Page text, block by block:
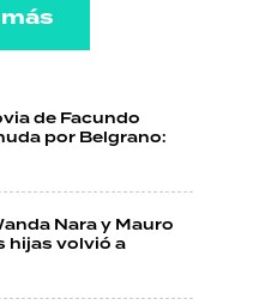
de Facundo
por Belgrano:
Nara y Mauro
hijas volvió a